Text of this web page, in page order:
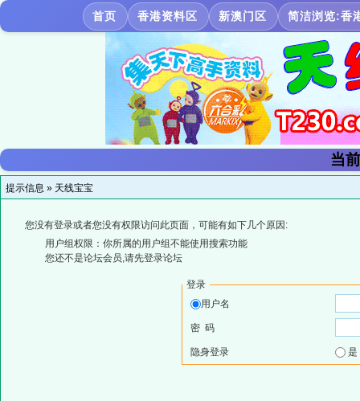
首页 香港资料区 新澳门区 简洁浏览:香
当
提示信息 » 天线宝宝
您没有登录或者您没有权限访问此页面，可能有如下几个原因:
用户组权限：你所属的用户组不能使用搜索功能
您还不是论坛会员,请先登录论坛
登录
用户名
密 码
隐身登录